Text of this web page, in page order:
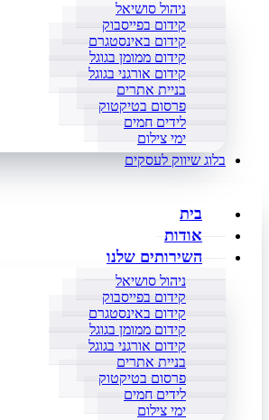
ניהול סושיאל
קידום בפייסבוק
קידום באינסטגרם
קידום ממומן בגוגל
קידום אורגני בגוגל
בניית אתרים
פרסום בטיקטוק
לידים חמים
ימי צילום
בלוג שיווק לעסקים
בית
אודות
השירותים שלנו
ניהול סושיאל
קידום בפייסבוק
קידום באינסטגרם
קידום ממומן בגוגל
קידום אורגני בגוגל
בניית אתרים
פרסום בטיקטוק
לידים חמים
ימי צילום